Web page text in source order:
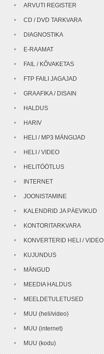
ARVUTI REGISTER
CD / DVD TARKVARA
DIAGNOSTIKA
E-RAAMAT
FAIL / KÕVAKETAS
FTP FAILI JAGAJAD
GRAAFIKA / DISAIN
HALDUS
HARIV
HELI / MP3 MÄNGIJAD
HELI / VIDEO
HELITÖÖTLUS
INTERNET
JOONISTAMINE
KALENDRID JA PÄEVIKUD
KONTORITARKVARA
KONVERTERID HELI / VIDEO
KUJUNDUS
MÄNGUD
MEEDIA HALDUS
MEELDETULETUSED
MUU (heli/video)
MUU (internet)
MUU (kodu)